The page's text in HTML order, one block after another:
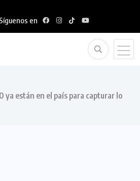
Síguenos en
ya están en el país para capturar lo